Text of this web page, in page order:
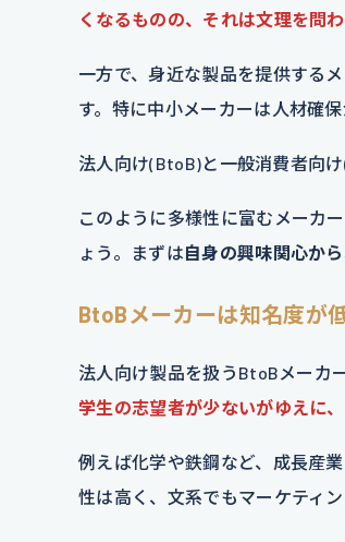
くなるものの、それは文理を問
一方で、身近な製品を提供する
す。特に中小メーカーは人材確
法人向け(BtoB)と一般消費者向
このように多様性に富むメーカ
ょう。まずは自身の興味関心か
BtoBメーカーは知名度が
法人向け製品を扱うBtoBメーカ
学生の志望者が少ないがゆえに
例えば化学や鉄鋼など、成長産
性は高く、文系でもマーケティ